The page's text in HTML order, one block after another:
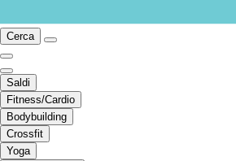
Cerca
Saldi
Fitness/Cardio
Bodybuilding
Crossfit
Yoga